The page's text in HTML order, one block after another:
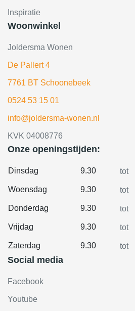
Inspiratie
Woonwinkel
Joldersma Wonen
De Pallert 4
7761 BT Schoonebeek
0524 53 15 01
info@joldersma-wonen.nl
KVK 04008776
Onze openingstijden:
Dinsdag 9.30 tot
Woensdag 9.30 tot
Donderdag 9.30 tot
Vrijdag 9.30 tot
Zaterdag 9.30 tot
Social media
Facebook
Youtube